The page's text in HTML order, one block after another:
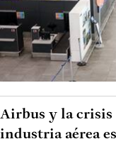
Airbus y la crisis
industria aérea